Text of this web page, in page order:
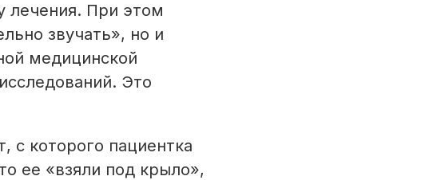
лечения. При этом
звучать», но и
медицинской
Это
с которого пациентка
ее «взяли под крыло»,